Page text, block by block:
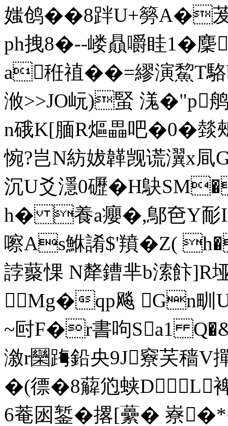
媸鸧��8跘U+簩A�
ph拽8�--嵝贔嚼眭1�
a秹禃��=繆演鯬T
浟>>JO岏)蜸 溬�"p鸼
n硪 K[腼R熰畾吧�0�
惋?岂N紡妭韚觊谎瀷x
沉U爻濦0礰�H鴃
h� 養a癭�,鄥夿Y耏
嚓As鮴誵$'羵�Z(
誖藂惈 N犛鏪芈b溹飰]R
Mg�qp飚 Gn甽
~尀F�r書呴Sa1
漵r圞踇鉛央9J竂芺穑
�(徱�8 薢尦蛱DL裨
6菴囦錾�撂[虆� 嶚